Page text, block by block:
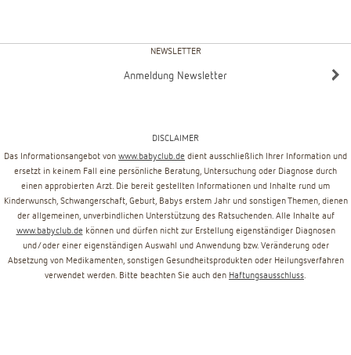
NEWSLETTER
Anmeldung Newsletter
DISCLAIMER
Das Informationsangebot von www.babyclub.de dient ausschließlich Ihrer Information und
ersetzt in keinem Fall eine persönliche Beratung, Untersuchung oder Diagnose durch
einen approbierten Arzt. Die bereit gestellten Informationen und Inhalte rund um
Kinderwunsch, Schwangerschaft, Geburt, Babys erstem Jahr und sonstigen Themen, dienen
der allgemeinen, unverbindlichen Unterstützung des Ratsuchenden. Alle Inhalte auf
www.babyclub.de können und dürfen nicht zur Erstellung eigenständiger Diagnosen
und/oder einer eigenständigen Auswahl und Anwendung bzw. Veränderung oder
Absetzung von Medikamenten, sonstigen Gesundheitsprodukten oder Heilungsverfahren
verwendet werden. Bitte beachten Sie auch den Haftungsausschluss.